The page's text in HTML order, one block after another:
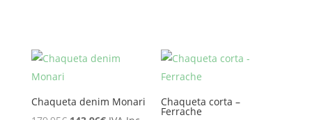
Chaqueta denim Monari
Chaqueta corta –
Ferrache